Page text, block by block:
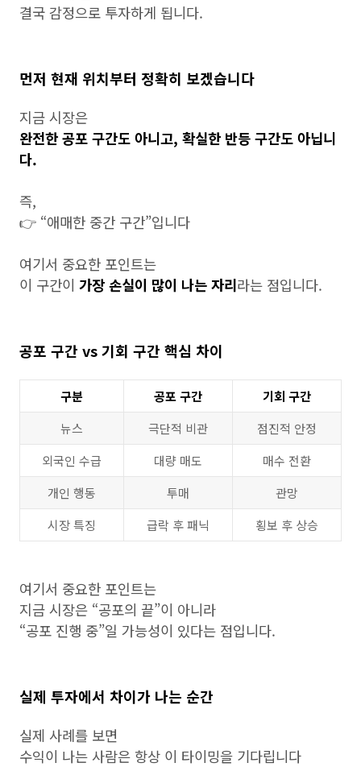
결국 감정으로 투자하게 됩니다.
먼저 현재 위치부터 정확히 보겠습니다
지금 시장은
완전한 공포 구간도 아니고, 확실한 반등 구간도 아닙니
다.
즉,
👉 “애매한 중간 구간”입니다
여기서 중요한 포인트는
이 구간이 가장 손실이 많이 나는 자리라는 점입니다.
공포 구간 vs 기회 구간 핵심 차이
구분 공포 구간
기회 구간
뉴스
극단적 비관
점진적 안정
외국인 수급
대량 매도
매수 전환
개인 행동
투매
관망
시장 특징
급락 후 패닉 횡보 후 상승
여기서 중요한 포인트는
지금 시장은 “공포의 끝”이 아니라
“공포 진행 중”일 가능성이 있다는 점입니다.
실제 투자에서 차이가 나는 순간
실제 사례를 보면
수익이 나는 사람은 항상 이 타이밍을 기다립니다